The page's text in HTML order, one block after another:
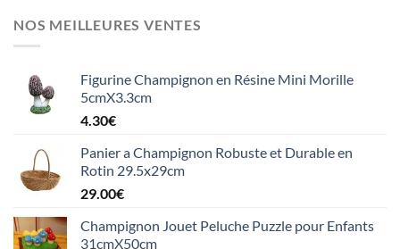
NOS MEILLEURES VENTES
Figurine Champignon en Résine Mini Morille
5cmX3.3cm
4.30€
Panier a Champignon Robuste et Durable en
Rotin 29.5x29cm
29.00€
Champignon Jouet Peluche Puzzle pour Enfants
31cmX50cm